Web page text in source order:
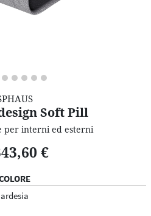
Soft Pill
per interni ed esterni
€
ardesia